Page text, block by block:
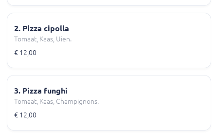
2. Pizza cipolla
Tomaat, Kaas, Uien.
€ 12,00
3. Pizza funghi
Tomaat, Kaas, Champignons.
€ 12,00